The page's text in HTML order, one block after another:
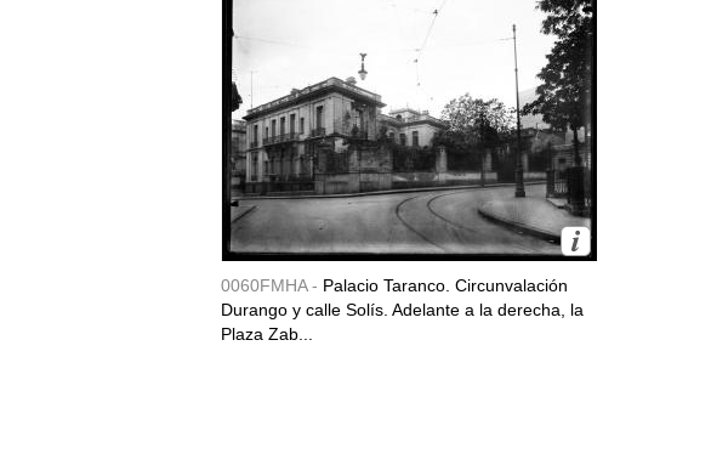
0060FMHA - Palacio Taranco. Circunvalación
Durango y calle Solís. Adelante a la derecha, la
Plaza Zab...